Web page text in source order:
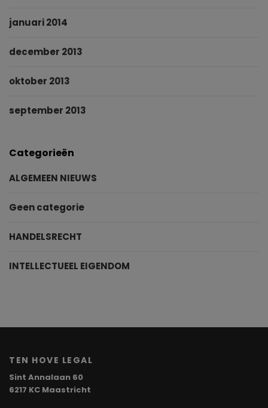
januari 2014
december 2013
oktober 2013
september 2013
Categorieën
ALGEMEEN NIEUWS
Geen categorie
HANDELSRECHT
INTELLECTUEEL EIGENDOM
TEN HOVE LEGAL
Sint Annalaan 60
6217 KC Maastricht